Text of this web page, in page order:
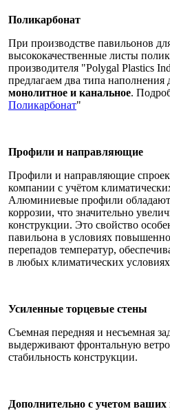
Поликарбонат
При производстве павильонов
высококачественные листы
производителя "Polygal Plastics
предлагаем два типа
монолитное и канальное.
Поликарбонат"
Профили и направляющие
Профили и направляющие
компании с учётом
Алюминиевые профили
коррозии, что значительно
конструкции. Это свойство
павильона в условиях
перепадов температур,
в любых климатических
Усиленные торцевые стены
Съемная передняя и несъемная
выдерживают фронтальную
стабильность конструкции.
Дополнительно с учетом